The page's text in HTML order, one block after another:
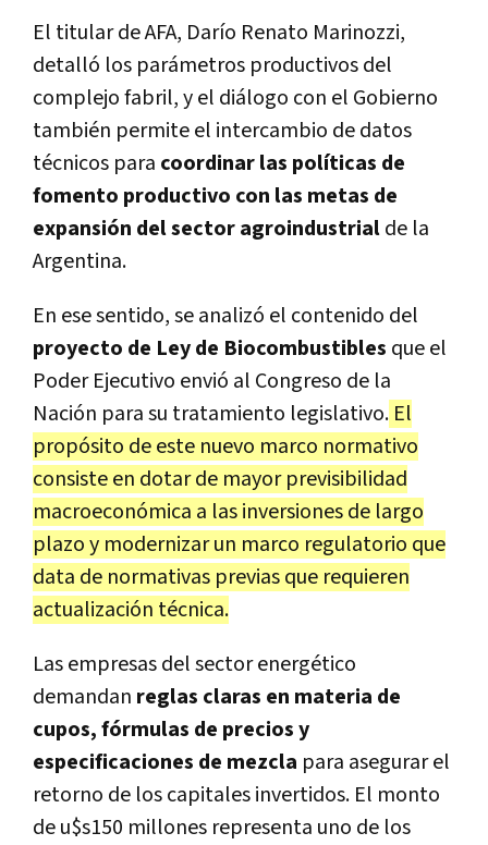
El titular de AFA, Darío Renato Marinozzi,
detalló los parámetros productivos del
complejo fabril, y el diálogo con el Gobierno
también permite el intercambio de datos
técnicos para coordinar las políticas de
fomento productivo con las metas de
expansión del sector agroindustrialde la
Argentina.
En ese sentido, se analizó el contenido del
proyecto de Ley de Biocombustibles que el
Poder Ejecutivo envió al Congreso de la
Nación para su tratamiento legislativo. El
propósito de este nuevo marco normativo
consiste en dotar de mayor previsibilidad
macroeconómica a las inversiones de largo
plazo y modernizar un marco regulatorio que
data de normativas previas que requieren
actualización técnica.
Las empresas del sector energético
demandan reglas claras en materia de
cupos, fórmulas de precios y
especificaciones de mezcla para asegurar el
retorno de los capitales invertidos. El monto
de u$s150 millones representa uno de los